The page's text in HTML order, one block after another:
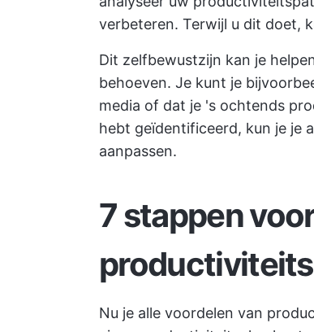
verbeteren. Terwijl u dit doet,
Dit zelfbewustzijn kan je
behoeven. Je kunt je
media of dat je 's ochtends
hebt geïdentificeerd, kun je je
aanpassen.
7 stappen
Nu je alle voordelen van